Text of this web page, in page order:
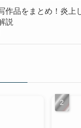
作品をまとめ！炎上
説